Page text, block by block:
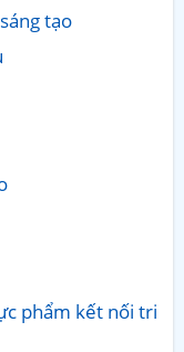
tạo
phẩm kết nối tri